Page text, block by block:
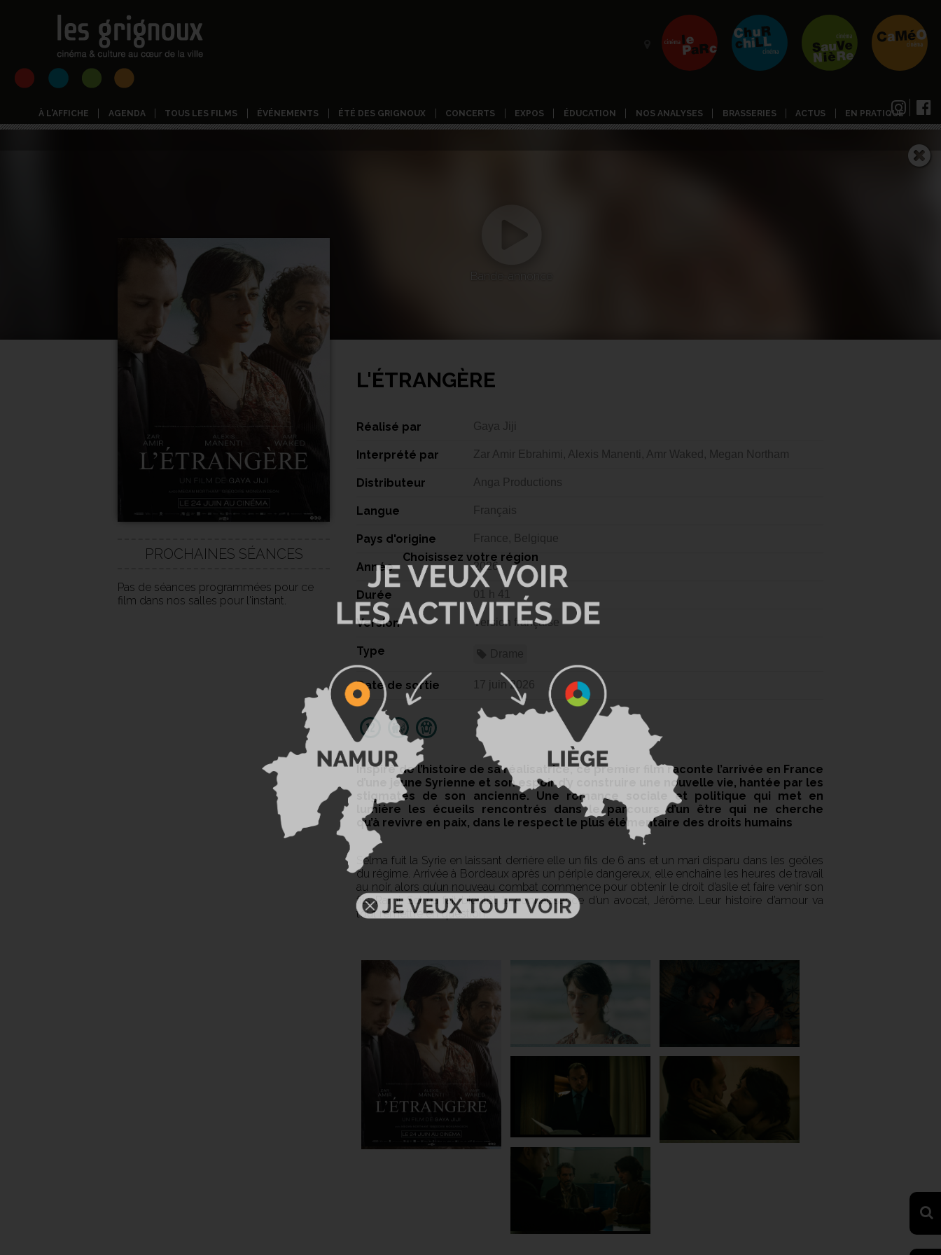
À L'AFFICHE AGENDA TOUS LES FILMS ÉVÉNEMENTS ÉTÉ DES GRIGNOUX CONCERTS EXPOS ÉDUCATION NOS ANALYSES BRASSERIES ACTUS EN PRATIQUE
PROCHAINES SÉANCES
Pas de séances programmées pour ce
film dans nos salles pour l'instant.
L'ÉTRANGÈRE
Réalisé par Gaya Jiji
Interprété par Zar Amir Ebrahimi, Alexis Manenti, Amr Waked, Megan Northam
Distributeur Anga Productions
Langue Français
Pays d'origine France, Belgique
Année 2026
Durée 01 h 41
Version Version française
Type
Date de sortie 17 juin 2026
Inspiré de l’histoire de sa réalisatrice, ce premier film raconte l’arrivée en France
d’une jeune Syrienne et son espoir d’y construire une nouvelle vie, hantée par les
stigmates de son ancienne. Une romance sociale et politique qui met en
lumière les écueils rencontrés dans le parcours d’un être qui ne cherche
qu’à revivre en paix, dans le respect le plus élémentaire des droits humains
Selma fuit la Syrie en laissant derrière elle un fils de 6 ans et un mari disparu dans les geôles
du régime. Arrivée à Bordeaux après un périple dangereux, elle enchaîne les heures de travail
au noir, alors qu’un nouveau combat commence pour obtenir le droit d’asile et faire venir son
fils Rami. Selma fait bientôt la connaissance d’un avocat, Jérôme. Leur histoire d’amour va
tout remettre en question…
Choisissez votre région